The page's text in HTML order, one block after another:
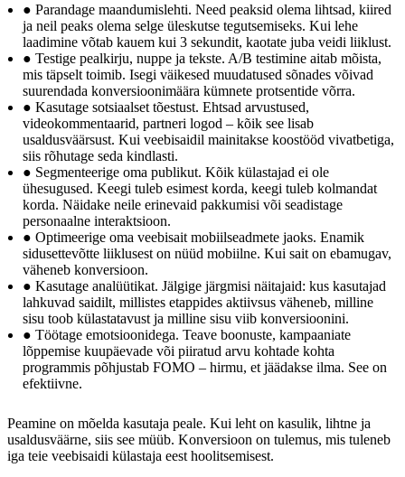
● Parandage maandumislehti. Need peaksid olema lihtsad, kiired
ja neil peaks olema selge üleskutse tegutsemiseks. Kui lehe
laadimine võtab kauem kui 3 sekundit, kaotate juba veidi liiklust.
● Testige pealkirju, nuppe ja tekste. A/B testimine aitab mõista,
mis täpselt toimib. Isegi väikesed muudatused sõnades võivad
suurendada konversioonimäära kümnete protsentide võrra.
● Kasutage sotsiaalset tõestust. Ehtsad arvustused,
videokommentaarid, partneri logod – kõik see lisab
usaldusväärsust. Kui veebisaidil mainitakse koostööd vivatbetiga,
siis rõhutage seda kindlasti.
● Segmenteerige oma publikut. Kõik külastajad ei ole
ühesugused. Keegi tuleb esimest korda, keegi tuleb kolmandat
korda. Näidake neile erinevaid pakkumisi või seadistage
personaalne interaktsioon.
● Optimeerige oma veebisait mobiilseadmete jaoks. Enamik
sidusettevõtte liiklusest on nüüd mobiilne. Kui sait on ebamugav,
väheneb konversioon.
● Kasutage analüütikat. Jälgige järgmisi näitajaid: kus kasutajad
lahkuvad saidilt, millistes etappides aktiivsus väheneb, milline
sisu toob külastatavust ja milline sisu viib konversioonini.
● Töötage emotsioonidega. Teave boonuste, kampaaniate
lõppemise kuupäevade või piiratud arvu kohtade kohta
programmis põhjustab FOMO – hirmu, et jäädakse ilma. See on
efektiivne.
Peamine on mõelda kasutaja peale. Kui leht on kasulik, lihtne ja
usaldusväärne, siis see müüb. Konversioon on tulemus, mis tuleneb
iga teie veebisaidi külastaja eest hoolitsemisest.